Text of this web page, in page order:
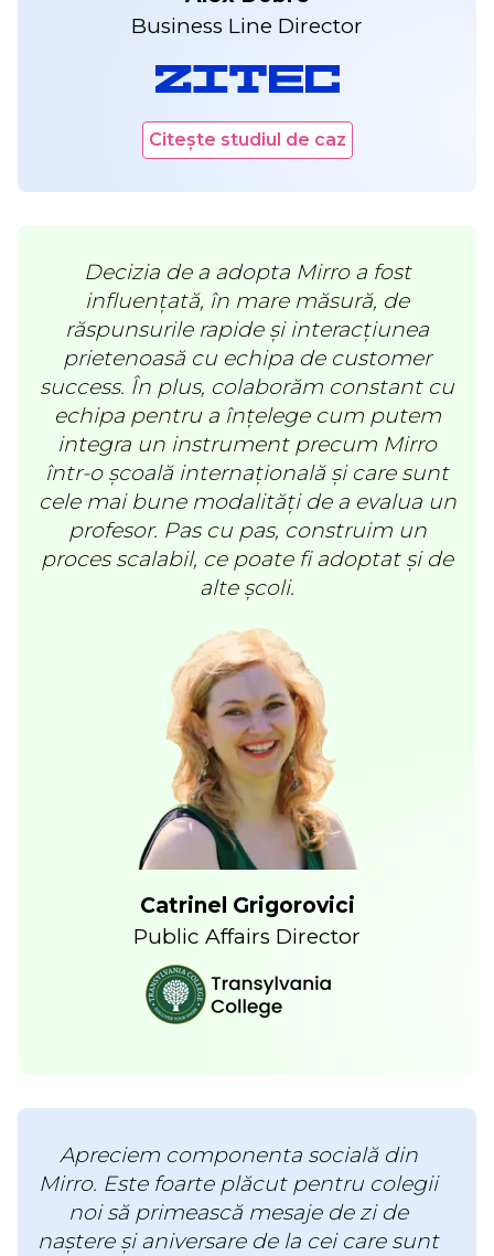
Business Line Director
Citește studiul de caz
Decizia de a adopta Mirro a fost
influențată, în mare măsură, de
răspunsurile rapide și interacțiunea
prietenoasă cu echipa de customer
success. În plus, colaborăm constant cu
echipa pentru a înțelege cum putem
integra un instrument precum Mirro
într-o școală internațională și care sunt
cele mai bune modalități de a evalua un
profesor. Pas cu pas, construim un
proces scalabil, ce poate fi adoptat și de
alte școli.
Catrinel Grigorovici
Public Affairs Director
Apreciem componenta socială din
Mirro. Este foarte plăcut pentru colegii
noi să primească mesaje de zi de
naștere și aniversare de la cei care sunt